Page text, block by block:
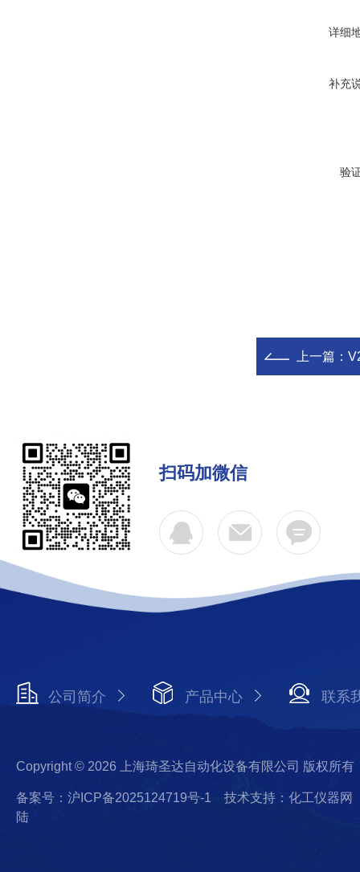
详细
补充
验
上一篇：
扫码加微信
公司简介 产品中心 联系
Copyright © 2026 上海琦圣达自动化设备有限公司 版权所有
备案号：沪ICP备2025124719号-1
技术支持：化工仪器网
陆